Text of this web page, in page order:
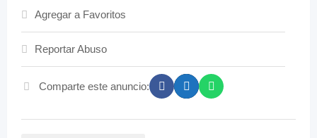
Agregar a Favoritos
Reportar Abuso
Comparte este anuncio: